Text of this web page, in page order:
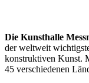
Die Kunsthalle
der weltweit
konstruktiven Kunst.
45 verschiedenen